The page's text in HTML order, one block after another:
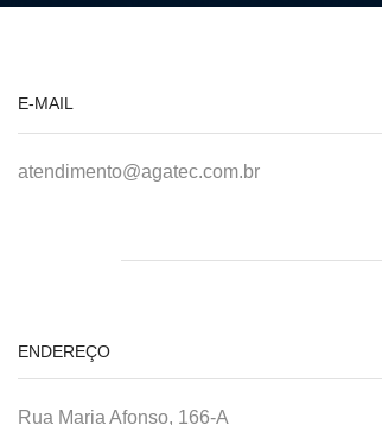
E-MAIL
atendimento@agatec.com.br
ENDEREÇO
Rua Maria Afonso, 166-A